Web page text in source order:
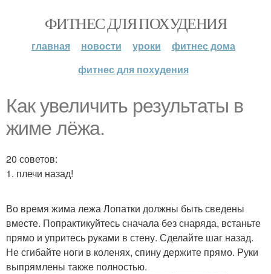
ФИТНЕС ДЛЯ ПОХУДЕНИЯ
главная новости уроки
фитнес дома
фитнес для похудения
Как увеличить результаты в
жиме лёжа.
20 советов:
1. плечи назад!
Во время жима лежа Лопатки должны быть сведены
вместе. Попрактикуйтесь сначала без снаряда, встаньте
прямо и упритесь руками в стену. Сделайте шаг назад.
Не сгибайте ноги в коленях, спину держите прямо. Руки
выпрямлены также полностью.